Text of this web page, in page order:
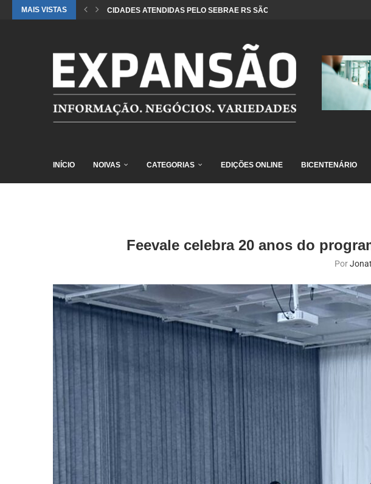
MAIS VISTAS CIDADES ATENDIDAS PELO SEBRAE RS SÃO DESTAQUE EM RANKING
INÍCIO NOIVAS CATEGORIAS EDIÇÕES ONLINE BICENTENÁRIO
Feevale celebra 20 anos do
Por